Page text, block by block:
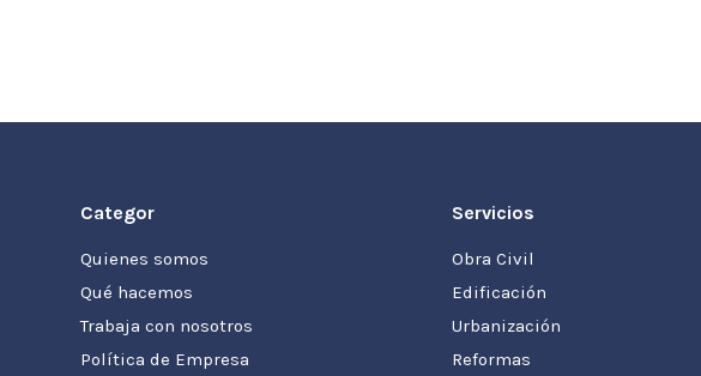
Categor
Quienes somos
Qué hacemos
Trabaja con nosotros
Política de Empresa
Servicios
Obra Civil
Edificación
Urbanización
Reformas